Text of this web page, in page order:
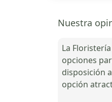
Nuestra
La
opciones
disposición
opción